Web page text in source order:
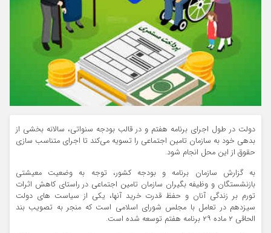
دولت در طول اجرای برنامه هفتم و در قالب بودجه سنواتی، سالانه بخشی از
بدهی خود به سازمان تامین اجتماعی را تسویه می‌کند تا اجرای متناسب سازی
حقوق از این محل انجام شود.
به گزارش سازمان برنامه و بودجه کشور، توجه به وضعیت معیشتی
بازنشستگان و وظیفه بگیران سازمان تامین اجتماعی در راستای کاهش اثرات
تورم بر زندگی آنان و حفظ قدرت خرید آنها، یکی از سیاست های دولت
سیزدهم در تعامل با مجلس شورای اسلامی است که منجر به تصویب بند
الحاقی ۲ ماده ۲۹ برنامه هفتم توسعه شده است.